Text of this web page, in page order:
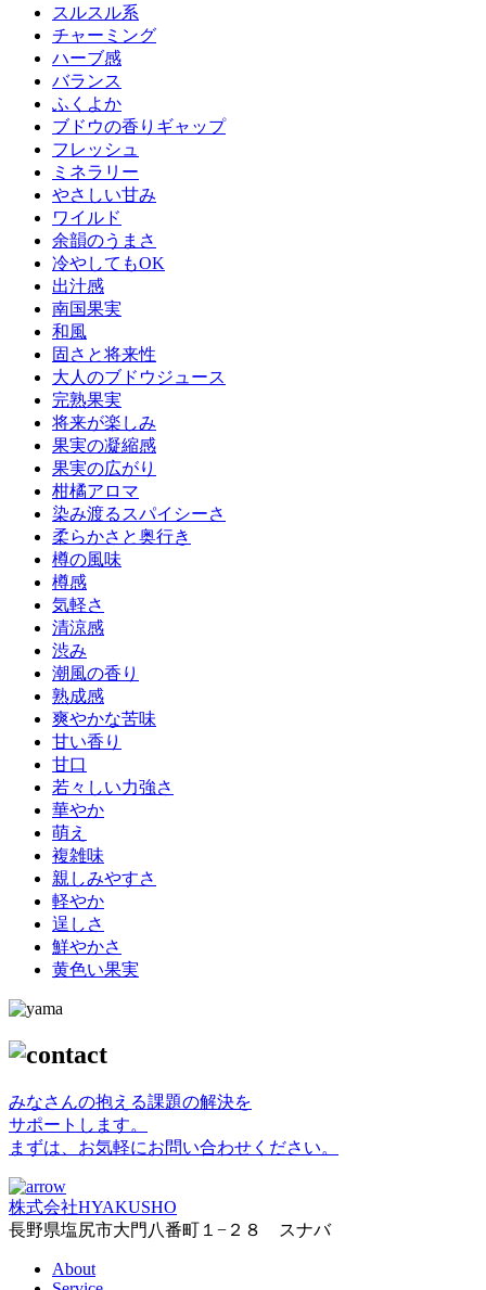
スルスル系
チャーミング
ハーブ感
バランス
ふくよか
ブドウの香りギャップ
フレッシュ
ミネラリー
やさしい甘み
ワイルド
余韻のうまさ
冷やしてもOK
出汁感
南国果実
和風
固さと将来性
大人のブドウジュース
完熟果実
将来が楽しみ
果実の凝縮感
果実の広がり
柑橘アロマ
染み渡るスパイシーさ
柔らかさと奥行き
樽の風味
樽感
気軽さ
清涼感
渋み
潮風の香り
熟成感
爽やかな苦味
甘い香り
甘口
若々しい力強さ
華やか
萌え
複雑味
親しみやすさ
軽やか
逞しさ
鮮やかさ
黄色い果実
みなさんの抱える課題の解決を
サポートします。
まずは、お気軽にお問い合わせください。
株式会社HYAKUSHO
長野県塩尻市大門八番町１−２８ スナバ
About